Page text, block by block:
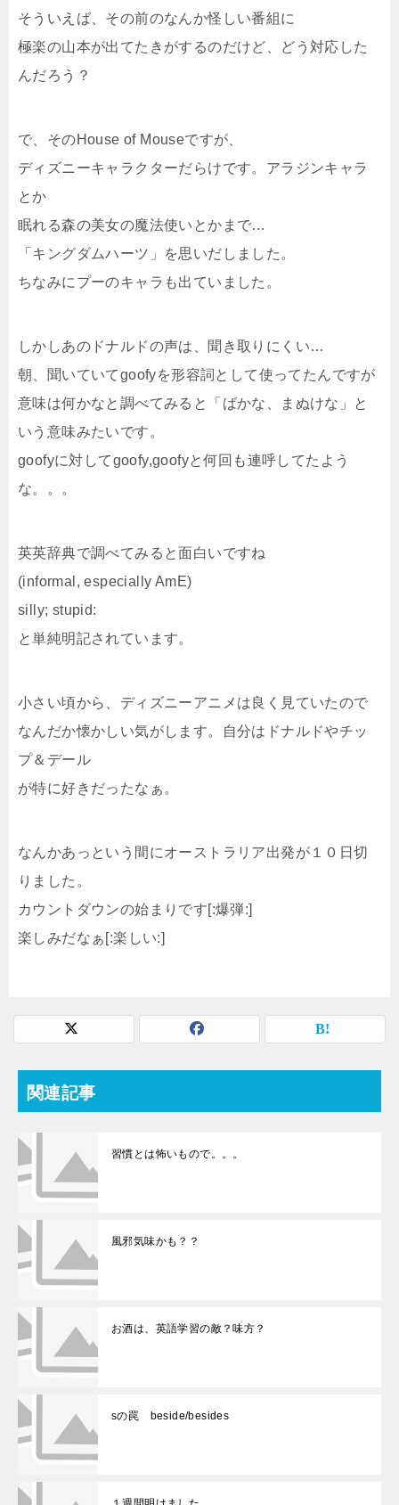
そういえば、その前のなんか怪しい番組に
極楽の山本が出てたきがするのだけど、どう対応した
んだろう？
で、そのHouse of Mouseですが、
ディズニーキャラクターだらけです。アラジンキャラ
とか
眠れる森の美女の魔法使いとかまで…
「キングダムハーツ」を思いだしました。
ちなみにプーのキャラも出ていました。
しかしあのドナルドの声は、聞き取りにくい…
朝、聞いていてgoofyを形容詞として使ってたんですが
意味は何かなと調べてみると「ばかな、まぬけな」と
いう意味みたいです。
goofyに対してgoofy,goofyと何回も連呼してたよう
な。。。
英英辞典で調べてみると面白いですね
(informal, especially AmE)
silly; stupid:
と単純明記されています。
小さい頃から、ディズニーアニメは良く見ていたので
なんだか懐かしい気がします。自分はドナルドやチッ
プ＆デール
が特に好きだったなぁ。
なんかあっという間にオーストラリア出発が１０日切
りました。
カウントダウンの始まりです[:爆弾:]
楽しみだなぁ[:楽しい:]
関連記事
習慣とは怖いもので。。。
風邪気味かも？？
お酒は、英語学習の敵？味方？
sの罠 beside/besides